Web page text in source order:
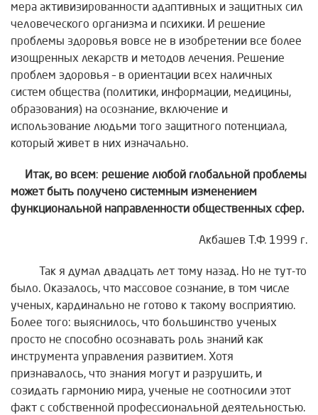
мера активизированности адаптивных и защитных сил
человеческого организма и психики. И решение
проблемы здоровья вовсе не в изобретении все более
изощренных лекарств и методов лечения. Решение
проблем здоровья – в ориентации всех наличных
систем общества (политики, информации, медицины,
образования) на осознание, включение и
использование людьми того защитного потенциала,
который живет в них изначально.
Итак, во всем: решение любой глобальной проблемы
может быть получено системным изменением
функциональной направленности общественных сфер.
Акбашев Т.Ф. 1999 г.
Так я думал двадцать лет тому назад. Но не тут-то
было. Оказалось, что массовое сознание, в том числе
ученых, кардинально не готово к такому восприятию.
Более того: выяснилось, что большинство ученых
просто не способно осознавать роль знаний как
инструмента управления развитием. Хотя
признавалось, что знания могут и разрушить, и
созидать гармонию мира, ученые не соотносили этот
факт с собственной профессиональной деятельностью.